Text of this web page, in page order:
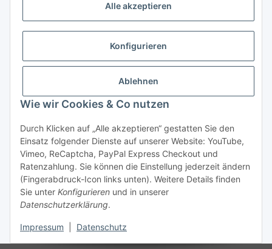
Alle akzeptieren
Konfigurieren
Ablehnen
Wie wir Cookies & Co nutzen
Durch Klicken auf „Alle akzeptieren“ gestatten Sie den
Einsatz folgender Dienste auf unserer Website: YouTube,
Vimeo, ReCaptcha, PayPal Express Checkout und
Ratenzahlung. Sie können die Einstellung jederzeit ändern
(Fingerabdruck-Icon links unten). Weitere Details finden
Sie unter Konfigurieren und in unserer
Datenschutzerklärung.
Impressum Datenschutz
Sofortüberweisung
Rechnungskauf
Gesetzliche Informationen
Informationen
Vertrag widerrufen
* Alle Preise inkl. gesetzlicher USt., zzgl.